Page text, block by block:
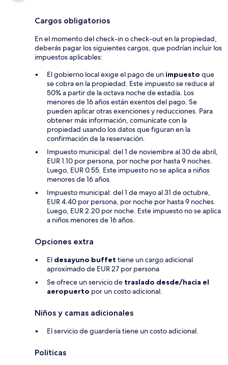
Cargos obligatorios
En el momento del check-in o check-out en la propiedad,
deberás pagar los siguientes cargos, que podrían incluir los
impuestos aplicables:
El gobierno local exige el pago de unimpuesto que
se cobra en la propiedad. Este impuesto se reduce al
50% a partir de la octava noche de estadía. Los
menores de 16 años están exentos del pago. Se
pueden aplicar otras exenciones y reducciones. Para
obtener más información, comunícate con la
propiedad usando los datos que figuran en la
confirmación de la reservación.
Impuesto municipal: del 1 de noviembre al 30 de abril,
EUR 1.10 por persona, por noche por hasta 9 noches.
Luego, EUR 0.55. Este impuesto no se aplica a niños
menores de 16 años.
Impuesto municipal: del 1 de mayo al 31 de octubre,
EUR 4.40 por persona, por noche por hasta 9 noches.
Luego, EUR 2.20 por noche. Este impuesto no se aplica
a niños menores de 16 años.
Opciones extra
El desayuno buffet tiene un cargo adicional
aproximado de EUR 27 por persona
Se ofrece un servicio de traslado desde/hacia el
aeropuerto por un costo adicional.
Niños y camas adicionales
El servicio de guardería tiene un costo adicional.
Políticas